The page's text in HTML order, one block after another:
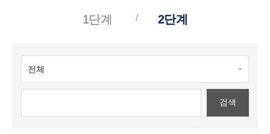
1단계 2단계